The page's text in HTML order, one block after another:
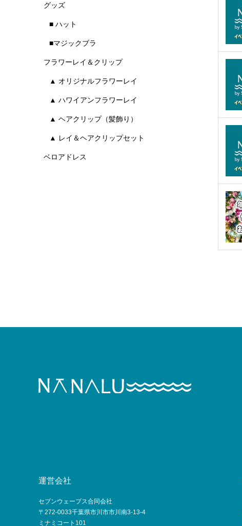
グッズ
■ ハット
■マジックブラ
フラワーレイ＆クリップ
▲ オリジナルフラワーレイ
▲ ハワイアンフラワーレイ
▲ ヘアクリップ（髪飾り）
▲ レイ＆ヘアクリップセット
ベロアドレス
運営会社
セブンウェーブス合同会社
〒272-0033千葉県市川市市川南3-13-4
ミナミコート101